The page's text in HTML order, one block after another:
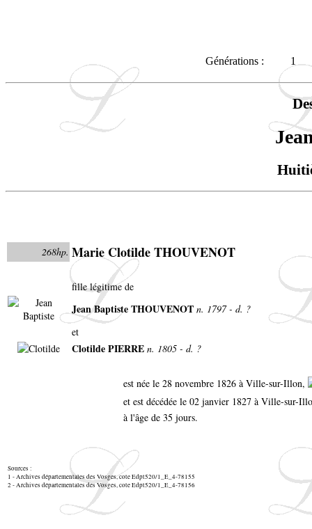
Générations : 1
268hp. Marie Clotilde THOUVENOT
fille légitime de
Jean Baptiste THOUVENOT n. 1797 - d. ?
et
Clotilde PIERRE n. 1805 - d. ?
est née le 28 novembre 1826 à Ville-sur-Illon,
et est décédée le 02 janvier 1827 à Ville-sur-
à l'âge de 35 jours.
Sources :
1 - Archives départementales des Vosges, cote Edpt520/1_E_4-78155
2 - Archives départementales des Vosges, cote Edpt520/1_E_4-78156